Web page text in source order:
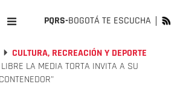
PQRS-BOGOTÁ TE ESCUCHA
CULTURA, RECREACIÓN Y DEPORTE
LA MEDIA TORTA INVITA A SU